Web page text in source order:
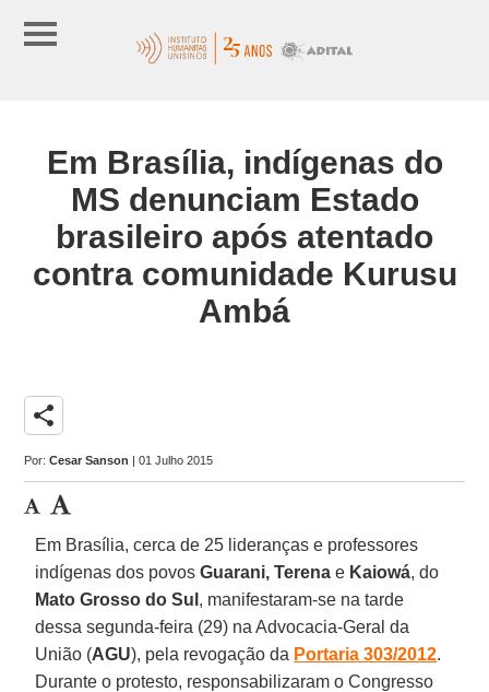
Em Brasília, indígenas do
MS denunciam Estado
brasileiro após atentado
contra comunidade Kurusu
Ambá
share
Por:Cesar Sanson | 01 Julho 2015
Em Brasília, cerca de 25 lideranças e professores
indígenas dos povosGuarani, Terena e Kaiowá, do
Mato Grosso do Sul , manifestaram-se na tarde
dessa segunda-feira (29) na Advocacia-Geral da
União (AGU), pela revogação da Portaria 303/2012.
Durante o protesto, responsabilizaram o Congresso